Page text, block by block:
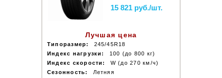
15 821 руб./шт.
Лучшая цена
Типоразмер:
245/45R18
Индекс нагрузки:
100 (до 800 кг)
Индекс скорости:
W (до 270 км/ч)
Сезонность:
Летняя